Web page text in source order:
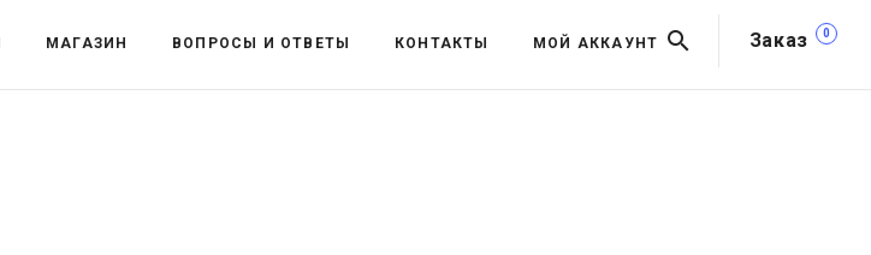
Заказ 0
МАГАЗИН ВОПРОСЫ И ОТВЕТЫ КОНТАКТЫ МОЙ АККАУНТ